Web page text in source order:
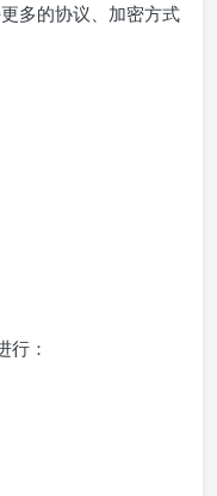
多的协议、加密方式
行：